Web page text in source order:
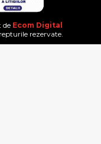
de Ecom Digital
rezervate.